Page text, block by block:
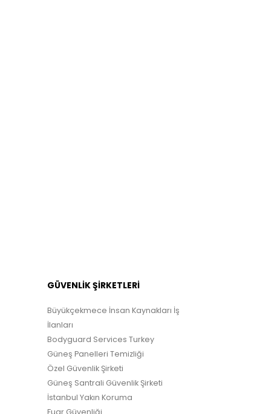
GÜVENLİK ŞİRKETLERİ
Büyükçekmece İnsan Kaynakları İş
İlanları
Bodyguard Services Turkey
Güneş Panelleri Temizliği
Özel Güvenlik Şirketi
Güneş Santrali Güvenlik Şirketi
İstanbul Yakın Koruma
Fuar Güvenliği